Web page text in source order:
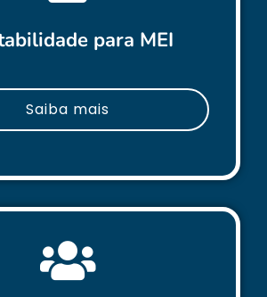
para MEI
Saiba mais